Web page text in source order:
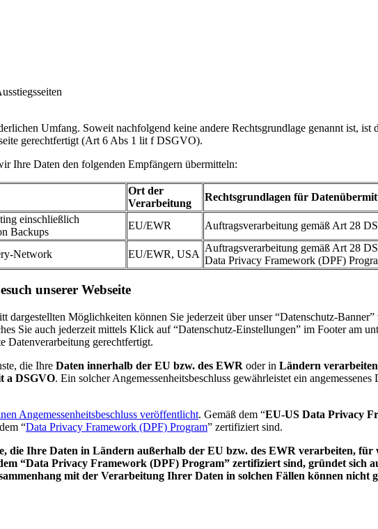
Umfang. Soweit nachfolgend keine andere Rechtsgrundlage genannt ist, ist
gerechtfertigt (Art 6 Abs 1 lit f DSGVO).
Ihre Daten den folgenden Empfängern übermitteln:
Ort der
Verarbeitung
Rechtsgrundlagen für
einschließlich
Backups
EU/EWR Auftragsverarbeitung gemäß Art 28
Network EU/EWR, USA
Auftragsverarbeitung gemäß Art 28
Data Privacy Framework (DPF)
unserer Webseite
Möglichkeiten können Sie jederzeit über unser “Datenschutz-
Sie auch jederzeit mittels Klick auf “Datenschutz-Einstellungen” im Footer am
Datenverarbeitung gerechtfertigt.
die Ihre Daten innerhalb der EU bzw. des EWR oder in Ländern
a DSGVO. Ein solcher Angemessenheitsbeschluss gewährleistet ein
Angemessenheitsbeschluss veröffentlicht. Gemäß dem “EU-US Data Privacy
“Data Privacy Framework (DPF) Program” zertifiziert sind.
die Ihre Daten in Ländern außerhalb der EU bzw. des EWR verarbeiten, für
“Data Privacy Framework (DPF) Program” zertifiziert sind, gründet
mit der Verarbeitung Ihrer Daten in solchen Fällen können